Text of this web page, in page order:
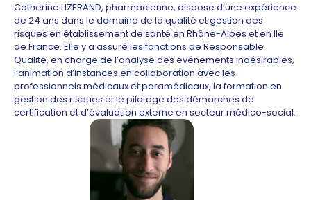
Catherine LIZERAND, pharmacienne, dispose d’une expérience
de 24 ans dans le domaine de la qualité et gestion des
risques en établissement de santé en Rhône-Alpes et en Ile
de France. Elle y a assuré les fonctions de Responsable
Qualité, en charge de l’analyse des événements indésirables,
l’animation d’instances en collaboration avec les
professionnels médicaux et paramédicaux, la formation en
gestion des risques et le pilotage des démarches de
certification et d’évaluation externe en secteur médico-social.